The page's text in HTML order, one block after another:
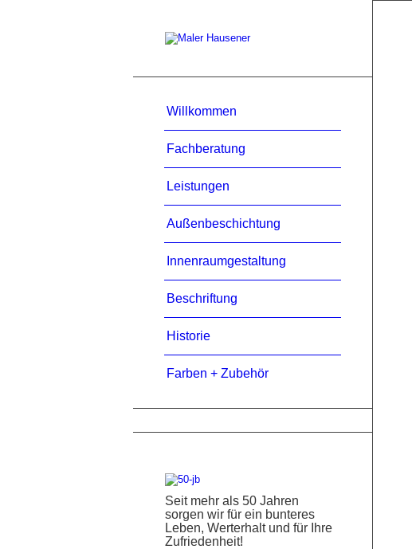
Willkommen
Fachberatung
Leistungen
Außenbeschichtung
Innenraumgestaltung
Beschriftung
Historie
Farben + Zubehör
Seit mehr als 50 Jahren
sorgen wir für ein bunteres
Leben, Werterhalt und für Ihre
Zufriedenheit!